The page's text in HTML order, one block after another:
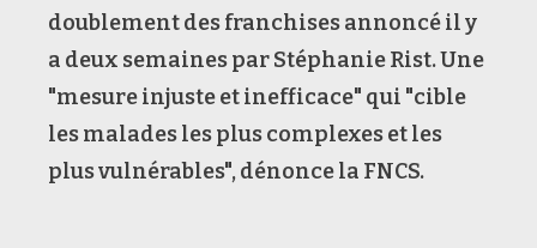
doublement des franchises annoncé il y
a deux semaines par Stéphanie Rist. Une
"mesure injuste et inefficace" qui "cible
les malades les plus complexes et les
plus vulnérables", dénonce la FNCS.